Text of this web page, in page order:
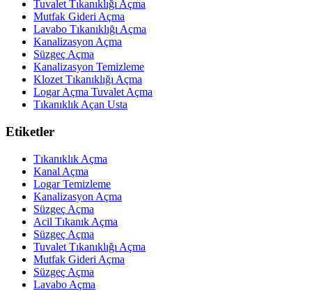
Tuvalet Tıkanıklığı Açma
Mutfak Gideri Açma
Lavabo Tıkanıklığı Açma
Kanalizasyon Açma
Süzgeç Açma
Kanalizasyon Temizleme
Klozet Tıkanıklığı Açma
Logar Açma Tuvalet Açma
Tıkanıklık Açan Usta
Etiketler
Tıkanıklık Açma
Kanal Açma
Logar Temizleme
Kanalizasyon Açma
Süzgeç Açma
Acil Tıkanık Açma
Süzgeç Açma
Tuvalet Tıkanıklığı Açma
Mutfak Gideri Açma
Süzgeç Açma
Lavabo Açma